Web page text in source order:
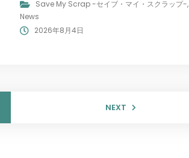
Save My Scrap -セイブ・マイ・スクラップ-,
News
2026年8月4日
NEXT